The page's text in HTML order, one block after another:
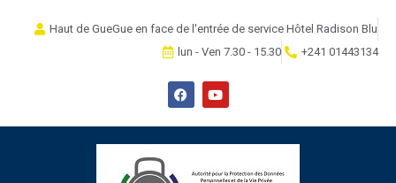
Haut de GueGue en face de l'entrée de service Hôtel Radison Blu
lun - Ven 7.30 - 15.30
+241 01443134